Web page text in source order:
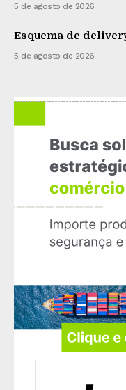
5 de agosto de 2026
Esquema de
5 de agosto de 2026